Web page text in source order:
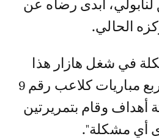
أبدى رضاه عن
الحالي.
في شغل هازار هذا
المركز (...) خاض أربع مباريات كلاعب رقم 9
أهداف وقام بتمريرتين
أي مشكلة".